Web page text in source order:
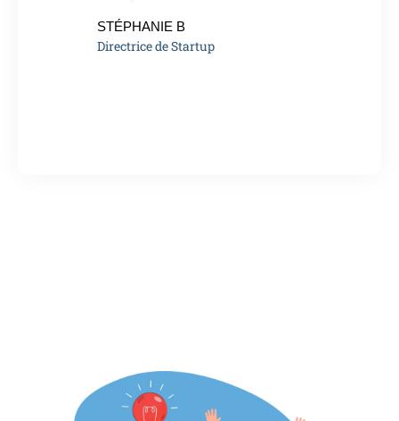
STÉPHANIE B
Directrice de Startup